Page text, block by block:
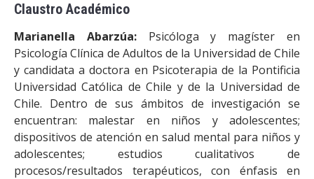
Claustro Académico
Marianella Abarzúa:Psicóloga y magíster en
Psicología Clínica de Adultos de la Universidad de Chile
y candidata a doctora en Psicoterapia de la Pontificia
Universidad Católica de Chile y de la Universidad de
Chile. Dentro de sus ámbitos de investigación se
encuentran: malestar en niños y adolescentes;
dispositivos de atención en salud mental para niños y
adolescentes; estudios cualitativos de
procesos/resultados terapéuticos, con énfasis en